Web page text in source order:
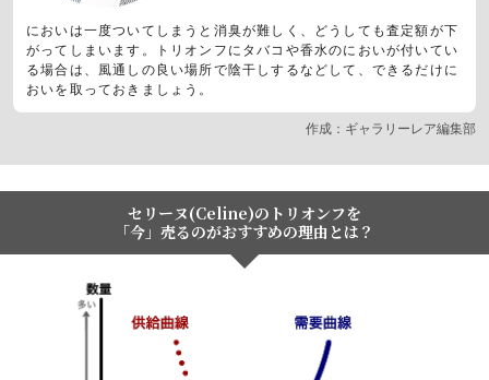
においは一度ついてしまうと消臭が難しく、どうしても査定額が下
がってしまいます。トリオンフにタバコや香水のにおいが付いてい
る場合は、風通しの良い場所で陰干しするなどして、できるだけに
おいを取っておきましょう。
作成：ギャラリーレア編集部
セリーヌ(Celine)のトリオンフを
「今」売るのがおすすめの理由とは？